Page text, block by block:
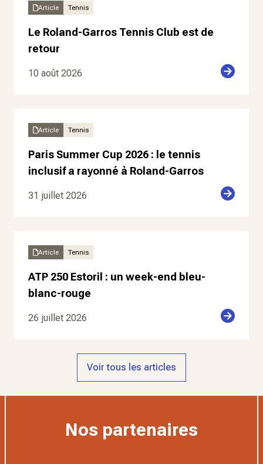
Article Tennis
Le Roland-Garros Tennis Club est de
retour
10 août 2026
Article Tennis
Paris Summer Cup 2026 : le tennis
inclusif a rayonné à Roland-Garros
31 juillet 2026
Article Tennis
ATP 250 Estoril : un week-end bleu-
blanc-rouge
26 juillet 2026
Voir tous les articles
Nos partenaires